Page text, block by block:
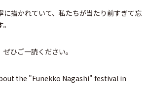
描かれていて、私たちが当たり前すぎて忘
ひご一読ください。
the "Funekko Nagashi" festival in